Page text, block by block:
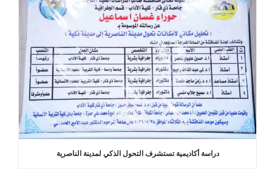
دراسة أكاديمية تستشرف التحول الذكي لمدينة الناصرية